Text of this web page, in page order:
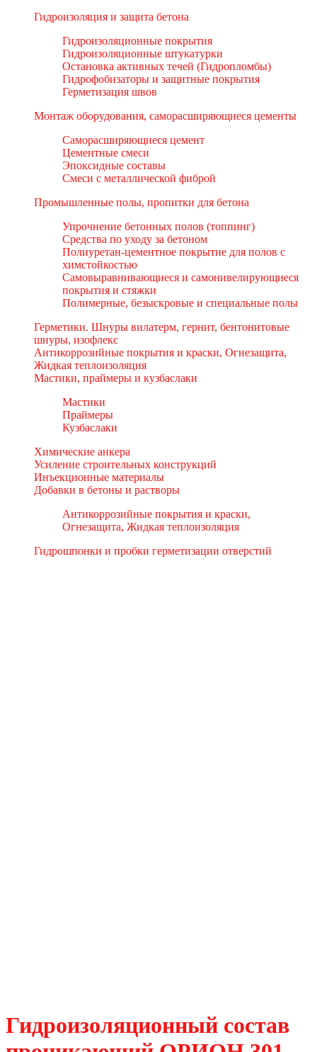
Гидроизоляция и защита бетона
Гидроизоляционные покрытия
Гидроизоляционные штукатурки
Остановка активных течей (Гидропломбы)
Гидрофобизаторы и защитные покрытия
Герметизация швов
Монтаж оборудования, саморасширяющиеся цементы
Саморасширяющиеся цемент
Цементные смеси
Эпоксидные составы
Смеси с металлической фиброй
Промышленные полы, пропитки для бетона
Упрочнение бетонных полов (топпинг)
Средства по уходу за бетоном
Полиуретан-цементное покрытие для полов с
химстойкостью
Самовыравнивающиеся и самонивелирующиеся
покрытия и стяжки
Полимерные, безыскровые и специальные полы
Герметики. Шнуры вилатерм, гернит, бентонитовые
шнуры, изофлекс
Антикоррозийные покрытия и краски, Огнезащита,
Жидкая теплоизоляция
Мастики, праймеры и кузбаслаки
Мастики
Праймеры
Кузбаслаки
Химические анкера
Усиление строительных конструкций
Инъекционные материалы
Добавки в бетоны и растворы
Антикоррозийные покрытия и краски,
Огнезащита, Жидкая теплоизоляция
Гидрошпонки и пробки герметизации отверстий
Гидроизоляционный состав